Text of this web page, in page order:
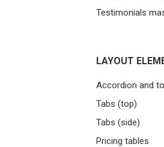
Testimonials
LAYOUT
Accordion and
Tabs (top)
Tabs (side)
Pricing tables